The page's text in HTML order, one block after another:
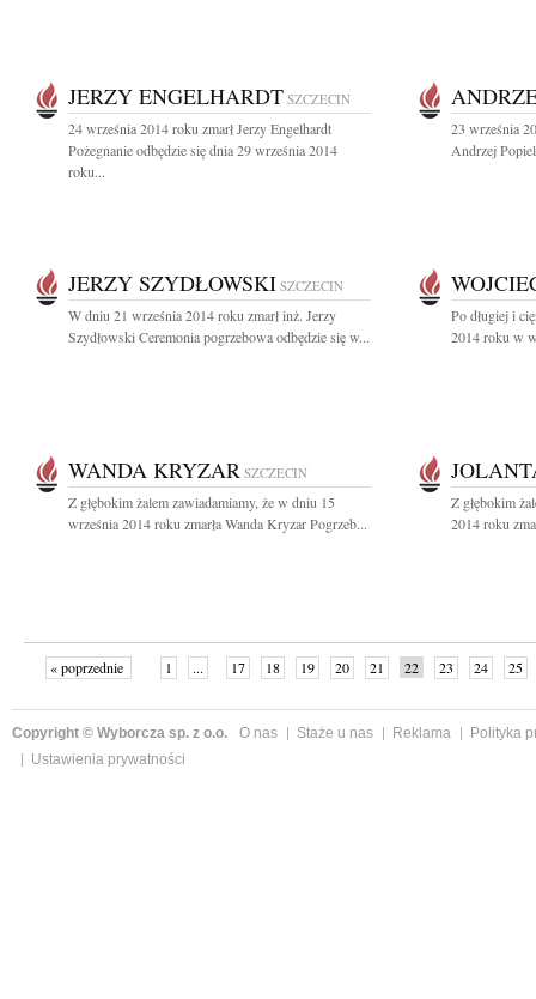
JERZY ENGELHARDT SZCZECIN
24 września 2014 roku zmarł Jerzy Engelhardt
Pożegnanie odbędzie się dnia 29 września 2014
roku...
23 września
Andrzej
JERZY SZYDŁOWSKI SZCZECIN
W dniu 21 września 2014 roku zmarł inż. Jerzy
Szydłowski Ceremonia pogrzebowa odbędzie się w...
Po długiej i
2014 roku w
WANDA KRYZAR SZCZECIN
Z głębokim żalem zawiadamiamy, że w dniu 15
września 2014 roku zmarła Wanda Kryzar Pogrzeb...
Z głębokim
2014 roku
« poprzednie 1 ... 17 18 19 20 21 22 23 24
25
Copyright © Wyborcza sp. z o.o. O nas Staże u nas Reklama
Polityka
Ustawienia prywatności